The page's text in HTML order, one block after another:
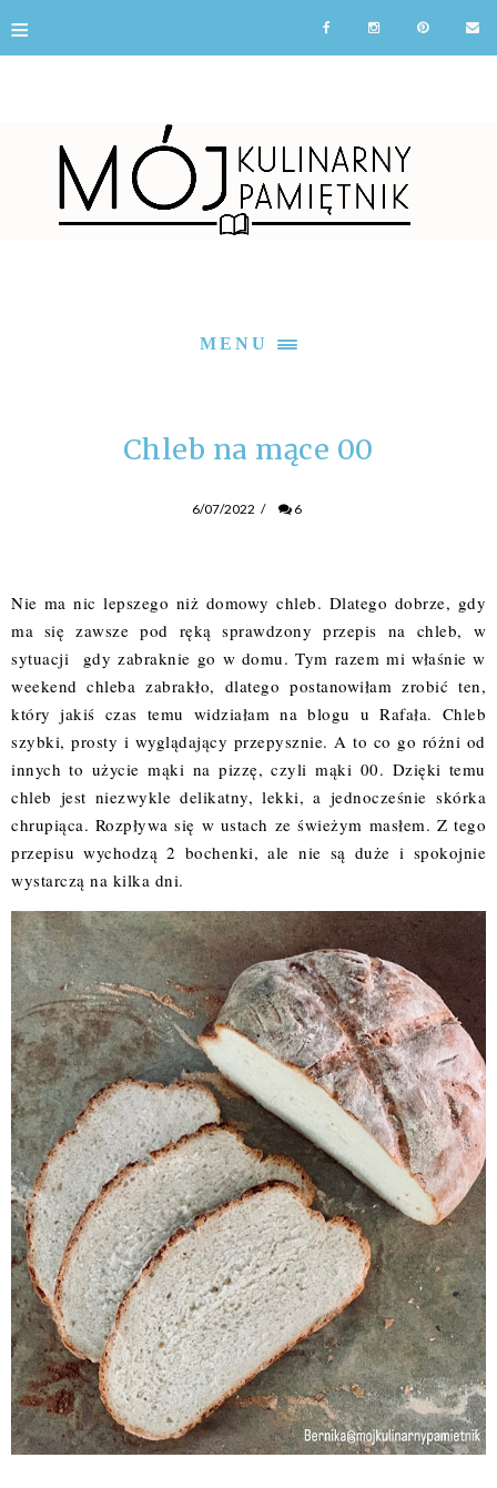
≡
MENU
Chleb na mące 00
6/07/2022 / 6
Nie ma nic lepszego niż domowy chleb. Dlatego dobrze, gdy
ma się zawsze pod ręką sprawdzony przepis na chleb, w
sytuacji gdy zabraknie go w domu. Tym razem mi właśnie w
weekend chleba zabrakło, dlatego postanowiłam zrobić ten,
który jakiś czas temu widziałam na blogu uRafała. Chleb
szybki, prosty i wyglądający przepysznie. A to co go różni od
innych to użycie mąki na pizzę, czyli mąki 00. Dzięki temu
chleb jest niezwykle delikatny, lekki, a jednocześnie skórka
chrupiąca. Rozpływa się w ustach ze świeżym masłem. Z tego
przepisu wychodzą 2 bochenki, ale nie są duże i spokojnie
wystarczą na kilka dni.